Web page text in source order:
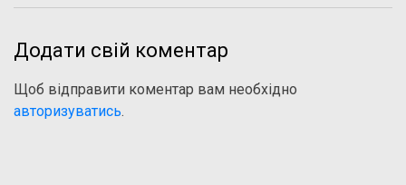
Додати свій коментар
Щоб відправити коментар вам необхідно
авторизуватись.